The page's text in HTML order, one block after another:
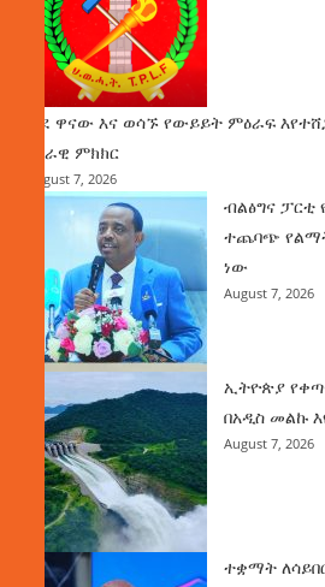
ወደ ዋናው እና ወሳኙ የውይይት ምዕራፍ
ሀገራዊ ምክክር
August 7, 2026
ብልፅግና
ተጨባጭ
ነው
August 7, 2026
ኢትዮጵያ
በአዲስ መልኩ
August 7, 2026
ተቋማት